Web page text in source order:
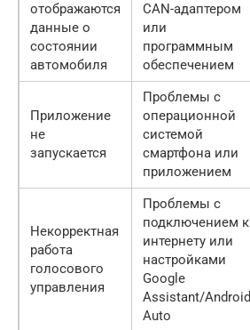
отображаются
данные о
состоянии
автомобиля
CAN-адаптером
или
программным
обеспечением
Приложение
не
запускается
Проблемы с
операционной
системой
смартфона или
приложением
Некорректная
работа
голосового
управления
Проблемы с
подключением к
интернету или
настройками
Google
Assistant/Android
Auto